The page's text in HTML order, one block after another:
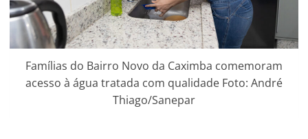
Famílias do Bairro Novo da Caximba comemoram
acesso à água tratada com qualidade Foto: André
Thiago/Sanepar